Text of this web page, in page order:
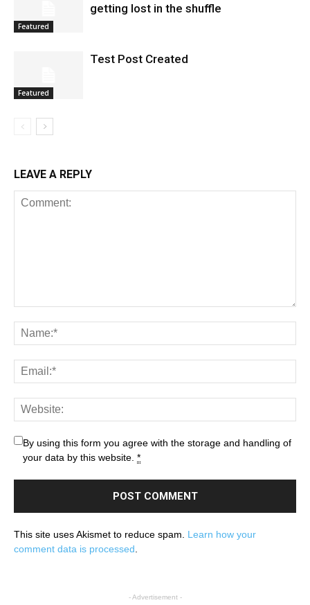
Featured
getting lost in the shuffle
Featured
Test Post Created
LEAVE A REPLY
By using this form you agree with the storage and handling of
your data by this website. *
This site uses Akismet to reduce spam. Learn how your
comment data is processed
- Advertisement -